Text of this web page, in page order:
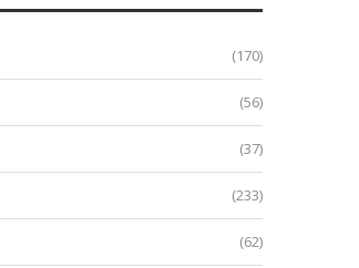
(170)
(56)
(37)
(233)
(62)